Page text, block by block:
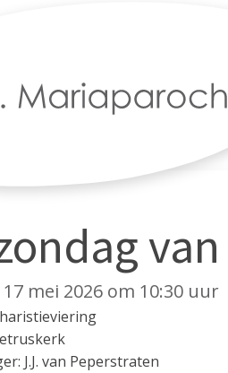
mei 2026 om 10:30 uur
J.J. van Peperstraten